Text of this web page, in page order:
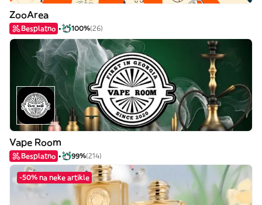
ZooArea
Besplatno 100%(26)
Vape Room
Besplatno 99%(214)
-50% na neke artikle